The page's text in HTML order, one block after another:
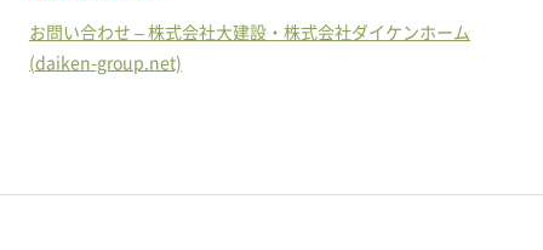
お問い合わせ – 株式会社大建設・株式会社ダイケンホーム
(daiken-group.net)